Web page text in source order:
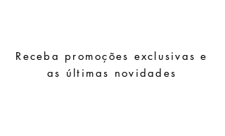
Guarde as suas peças num local seco e
evite juntá-las com peças de fácil
Receba promoções exclusivas e
as últimas novidades